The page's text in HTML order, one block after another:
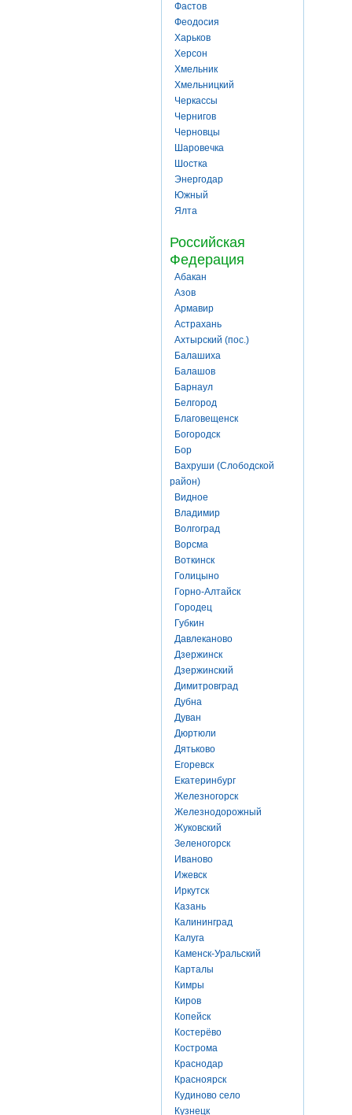
Фастов
Феодосия
Харьков
Херсон
Хмельник
Хмельницкий
Черкассы
Чернигов
Черновцы
Шаровечка
Шостка
Энергодар
Южный
Ялта
Российская
Федерация
Абакан
Азов
Армавир
Астрахань
Ахтырский (пос.)
Балашиха
Балашов
Барнаул
Белгород
Благовещенск
Богородск
Бор
Вахруши (Слободской
район)
Видное
Владимир
Волгоград
Ворсма
Воткинск
Голицыно
Горно-Алтайск
Городец
Губкин
Давлеканово
Дзержинск
Дзержинский
Димитровград
Дубна
Дуван
Дюртюли
Дятьково
Егоревск
Екатеринбург
Железногорск
Железнодорожный
Жуковский
Зеленогорск
Иваново
Ижевск
Иркутск
Казань
Калининград
Калуга
Каменск-Уральский
Карталы
Кимры
Киров
Копейск
Костерёво
Кострома
Краснодар
Красноярск
Кудиново село
Кузнецк